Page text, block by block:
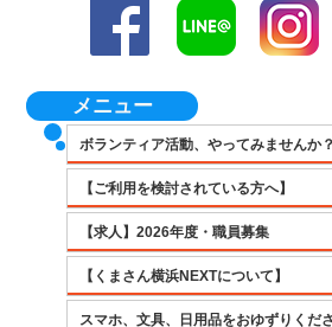
メニュー
ボランティア活動、やってみませんか？
【ご利用を検討されている方へ】
【求人】2026年度・職員募集
【くまさん横浜NEXTについて】
スマホ、文具、日用品をおゆずりくだ